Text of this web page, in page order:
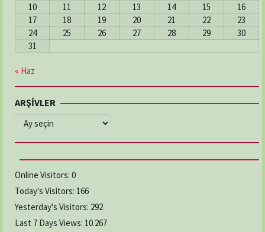
10
11 12 13 14 15
16
17
18 19 20 21 22
23
24
25 26 27 28 29
30
31
« Haz
ARŞİVLER
ARŞİVLER
Online Visitors: 0
Today's Visitors: 166
Yesterday's Visitors: 292
Last 7 Days Views: 10.267